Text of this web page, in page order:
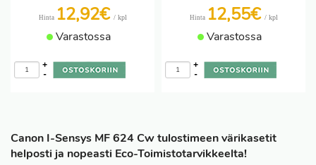
Hinta 12,92€ / kpl
Varastossa
-
+
Hinta 12,55€ / kpl
Varastossa
-
+
Canon I-Sensys MF 624 Cw tulostimeen värikasetit
helposti ja nopeasti Eco-Toimistotarvikkeelta!